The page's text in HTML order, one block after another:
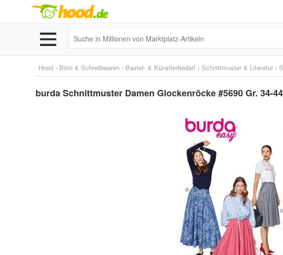
Hood › Büro & Schreibwaren › Bastel- & Künstlerbedarf › Schnittmuster & Literatur ›
burda Schnittmuster Damen Glockenröcke #5690 Gr. 34-44